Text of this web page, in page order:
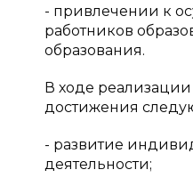
- привлечении к
работников
образования.
В ходе
достижения
- развитие
деятельности;